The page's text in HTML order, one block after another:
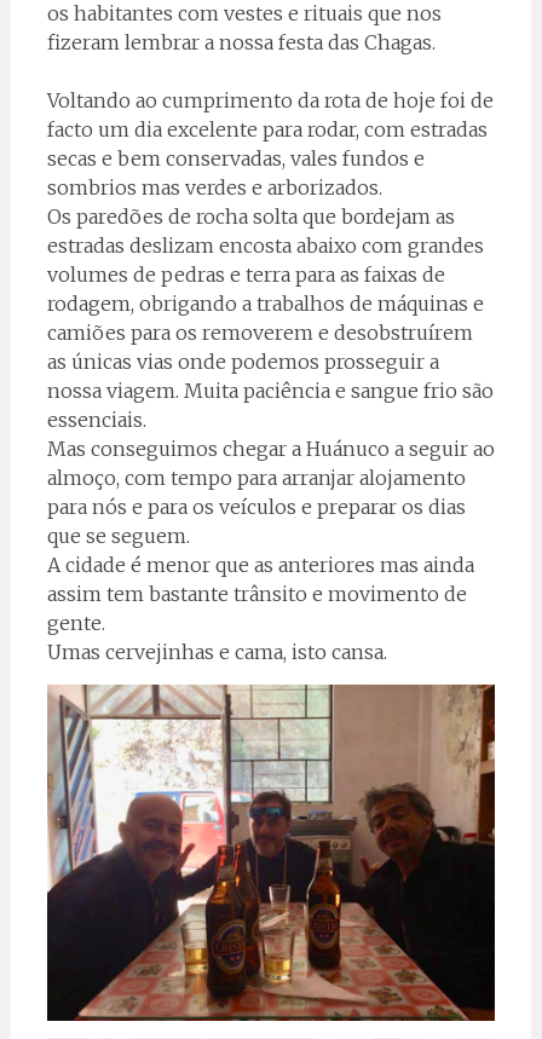
os habitantes com vestes e rituais que nos
fizeram lembrar a nossa festa das Chagas.
Voltando ao cumprimento da rota de hoje foi de
facto um dia excelente para rodar, com estradas
secas e bem conservadas, vales fundos e
sombrios mas verdes e arborizados.
Os paredões de rocha solta que bordejam as
estradas deslizam encosta abaixo com grandes
volumes de pedras e terra para as faixas de
rodagem, obrigando a trabalhos de máquinas e
camiões para os removerem e desobstruírem
as únicas vias onde podemos prosseguir a
nossa viagem. Muita paciência e sangue frio são
essenciais.
Mas conseguimos chegar a Huánuco a seguir ao
almoço, com tempo para arranjar alojamento
para nós e para os veículos e preparar os dias
que se seguem.
A cidade é menor que as anteriores mas ainda
assim tem bastante trânsito e movimento de
gente.
Umas cervejinhas e cama, isto cansa.